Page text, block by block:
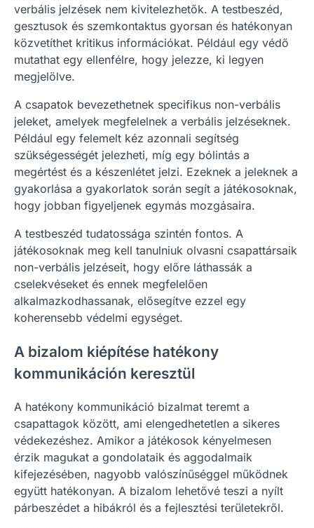
verbális jelzések nem kivitelezhetők. A testbeszéd,
gesztusok és szemkontaktus gyorsan és hatékonyan
közvetíthet kritikus információkat. Például egy védő
mutathat egy ellenfélre, hogy jelezze, ki legyen
megjelölve.
A csapatok bevezethetnek specifikus non-verbális
jeleket, amelyek megfelelnek a verbális jelzéseknek.
Például egy felemelt kéz azonnali segítség
szükségességét jelezheti, míg egy bólintás a
megértést és a készenlétet jelzi. Ezeknek a jeleknek a
gyakorlása a gyakorlatok során segít a játékosoknak,
hogy jobban figyeljenek egymás mozgásaira.
A testbeszéd tudatossága szintén fontos. A
játékosoknak meg kell tanulniuk olvasni csapattársaik
non-verbális jelzéseit, hogy előre láthassák a
cselekvéseket és ennek megfelelően
alkalmazkodhassanak, elősegítve ezzel egy
koherensebb védelmi egységet.
A bizalom kiépítése hatékony
kommunikáción keresztül
A hatékony kommunikáció bizalmat teremt a
csapattagok között, ami elengedhetetlen a sikeres
védekezéshez. Amikor a játékosok kényelmesen
érzik magukat a gondolataik és aggodalmaik
kifejezésében, nagyobb valószínűséggel működnek
együtt hatékonyan. A bizalom lehetővé teszi a nyílt
párbeszédet a hibákról és a fejlesztési területekről.